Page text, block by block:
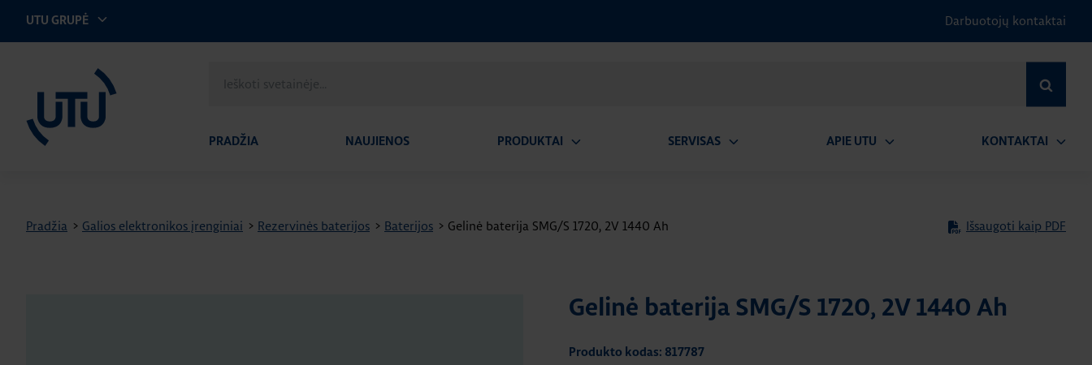
UTU GRUPĖ Darbuotojų kontaktai
svetainėje
PRADŽIA NAUJIENOS PRODUKTAI SERVISAS APIE UTU KONTAKTAI
Pradžia > Galios elektronikos įrenginiai > Rezervinės baterijos > Baterijos > Gelinė baterija SMG/S 1720, 2V 1440 Ah Išsaugoti kaip PDF
Gelinė baterija SMG/S 1720, 2V 1440 Ah
Produkto kodas: 817787